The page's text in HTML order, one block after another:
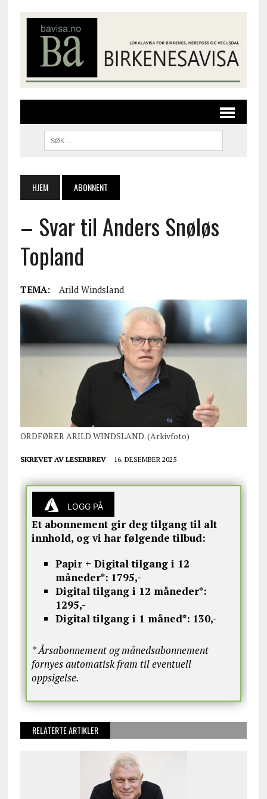
HJEM ABONNENT
– Svar til Anders Snøløs
Topland
TEMA: Arild Windsland
ORDFØRER ARILD WINDSLAND. (Arkivfoto)
SKREVET AV LESERBREV 16. DESEMBER 2025
LOGG PÅ
Et abonnement gir deg tilgang til alt
innhold, og vi har følgende tilbud:
Papir + Digital tilgang i 12
måneder*: 1795,-
Digital tilgang i 12 måneder*:
1295,-
Digital tilgang i 1 måned*: 130,-
* Årsabonnement og månedsabonnement
fornyes automatisk fram til eventuell
oppsigelse.
RELATERTE ARTIKLER